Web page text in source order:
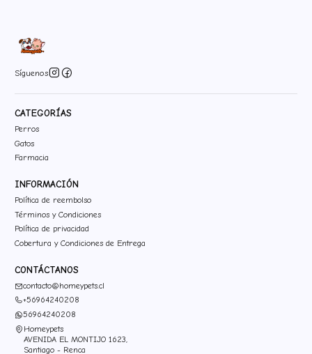
Síguenos
CATEGORÍAS
Perros
Gatos
Farmacia
INFORMACIÓN
Política de reembolso
Términos y Condiciones
Política de privacidad
Cobertura y Condiciones de Entrega
CONTÁCTANOS
contacto@homeypets.cl
+56964240208
56964240208
Homeypets
AVENIDA EL MONTIJO 1623,
Santiago - Renca